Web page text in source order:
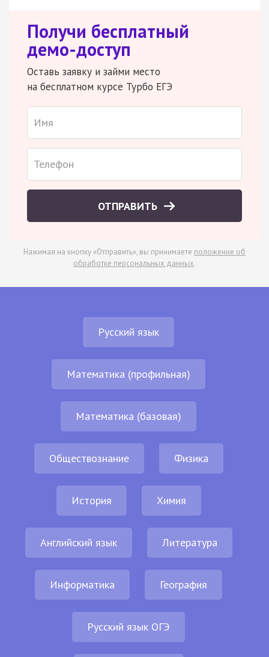
Получи бесплатный
демо-доступ
Оставь заявку и займи место
на бесплатном курсе Турбо ЕГЭ
ОТПРАВИТЬ
Нажимая на кнопку «Отправить», вы принимаете положение об
обработке персональных данных.
Русский язык
Математика (профильная)
Математика (базовая)
Обществознание Физика
История Химия
Английский язык Литература
Информатика География
Русский язык ОГЭ